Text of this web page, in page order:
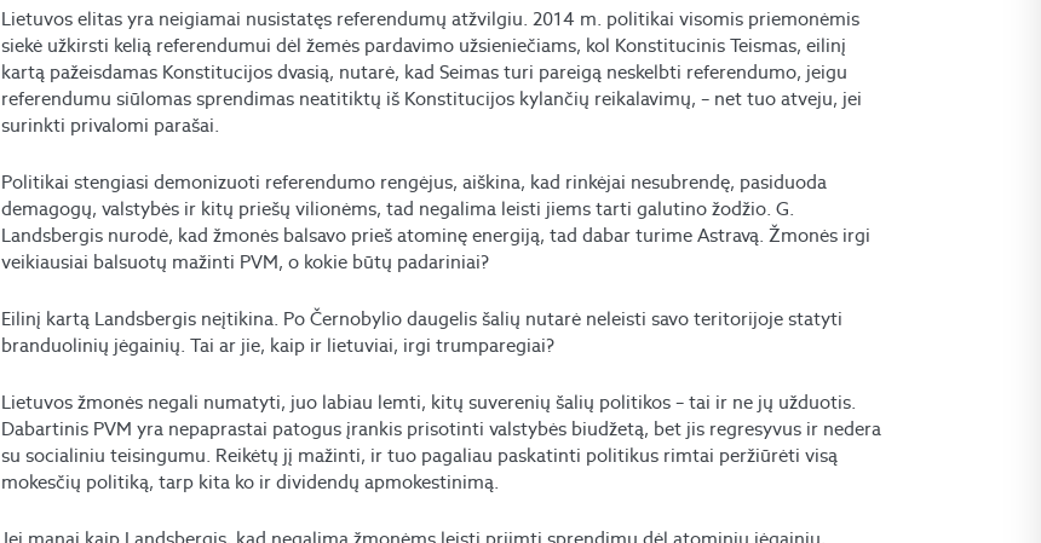
Lietuvos elitas yra neigiamai nusistatęs referendumų atžvilgiu. 2014 m. politikai visomis priemonėmis
siekė užkirsti kelią referendumui dėl žemės pardavimo užsieniečiams, kol Konstitucinis Teismas, eilinį
kartą pažeisdamas Konstitucijos dvasią, nutarė, kad Seimas turi pareigą neskelbti referendumo, jeigu
referendumu siūlomas sprendimas neatitiktų iš Konstitucijos kylančių reikalavimų, – net tuo atveju, jei
surinkti privalomi parašai.
Politikai stengiasi demonizuoti referendumo rengėjus, aiškina, kad rinkėjai nesubrendę, pasiduoda
demagogų, valstybės ir kitų priešų vilionėms, tad negalima leisti jiems tarti galutino žodžio. G.
Landsbergis nurodė, kad žmonės balsavo prieš atominę energiją, tad dabar turime Astravą. Žmonės irgi
veikiausiai balsuotų mažinti PVM, o kokie būtų padariniai?
Eilinį kartą Landsbergis neįtikina. Po Černobylio daugelis šalių nutarė neleisti savo teritorijoje statyti
branduolinių jėgainių. Tai ar jie, kaip ir lietuviai, irgi trumparegiai?
Lietuvos žmonės negali numatyti, juo labiau lemti, kitų suverenių šalių politikos – tai ir ne jų užduotis.
Dabartinis PVM yra nepaprastai patogus įrankis prisotinti valstybės biudžetą, bet jis regresyvus ir nedera
su socialiniu teisingumu. Reikėtų jį mažinti, ir tuo pagaliau paskatinti politikus rimtai peržiūrėti visą
mokesčių politiką, tarp kita ko ir dividendų apmokestinimą.